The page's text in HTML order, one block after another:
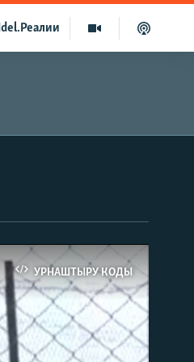
Idel.Реалии
УРНАШТЫРУ КОДЫ